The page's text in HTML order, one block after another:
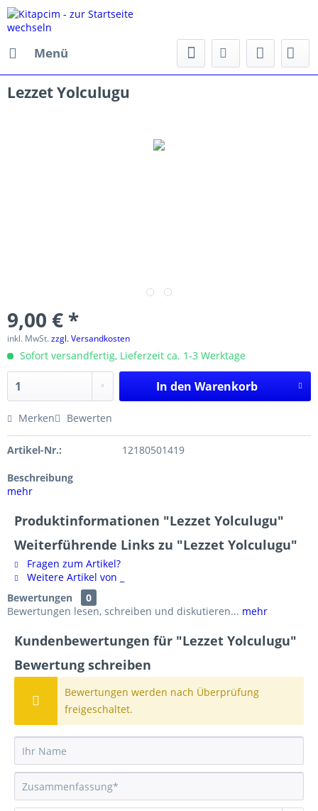
Menü
Lezzet Yolculugu
9,00 € *
inkl. MwSt.zzgl. Versandkosten
Sofort versandfertig, Lieferzeit ca. 1-3 Werktage
In den Warenkorb
Merken Bewerten
Artikel-Nr.: 12180501419
Beschreibung
mehr
Produktinformationen "Lezzet Yolculugu"
Weiterführende Links zu "Lezzet Yolculugu"
Fragen zum Artikel?
Weitere Artikel von _
Bewertungen
0
Bewertungen lesen, schreiben und diskutieren... mehr
Kundenbewertungen für "Lezzet Yolculugu"
Bewertung schreiben
Bewertungen werden nach Überprüfung
freigeschaltet.